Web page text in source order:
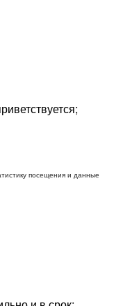
Заказчика;
посещения и данные